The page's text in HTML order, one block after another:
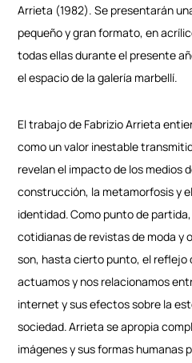
Arrieta (1982). Se presentarán
pequeño y gran formato, en
todas ellas durante el presente
el espacio de la galería marbellí.
El trabajo de Fabrizio Arrieta
como un valor inestable
revelan el impacto de los medios
construcción, la metamorfosis y
identidad. Como punto de
cotidianas de revistas de moda y
son, hasta cierto punto, el reflejo
actuamos y nos relacionamos
internet y sus efectos sobre la
sociedad. Arrieta se apropia
imágenes y sus formas humanas